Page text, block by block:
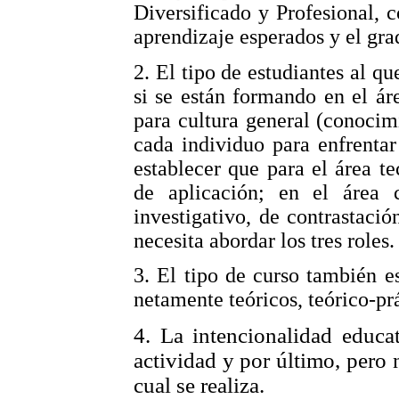
Diversificado y Profesional,
aprendizaje esperados y el
2. El tipo de estudiantes al
si se están formando en el
para cultura general
cada individuo para
establecer que para el área
de aplicación; en el área
investigativo, de
necesita abordar los tres roles.
3. El tipo de curso también
netamente teóricos, teórico-
4. La intencionalidad
actividad y por último, pero
cual se realiza.